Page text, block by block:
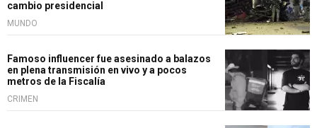
cambio presidencial
MUNDO
Famoso influencer fue asesinado a balazos
en plena transmisión en vivo y a pocos
metros de la Fiscalía
CRIMEN